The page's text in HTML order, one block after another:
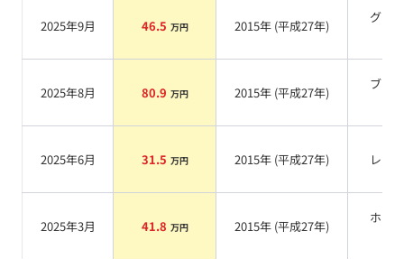
2025年9月 46.5 万円 2015年 (平成27年)
グリ
2025年8月 80.9 万円 2015年 (平成27年)
ブラ
2025年6月 31.5 万円 2015年 (平成27年) レッド
2025年3月 41.8 万円 2015年 (平成27年)
ホワ